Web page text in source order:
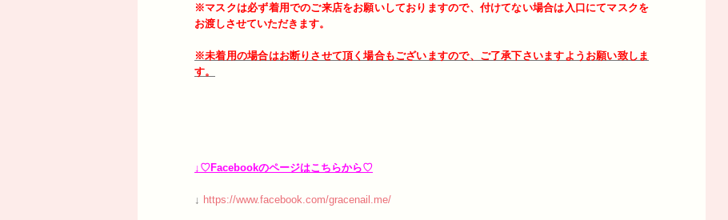
※マスクは必ず着用でのご来店をお願いしておりますので、付けてない場合は入口にてマスクを
お渡しさせていただきます。
※未着用の場合はお断りさせて頂く場合もございますので、ご了承下さいますようお願い致しま
す。
↓♡Facebookのページはこちらから♡
↓ https://www.facebook.com/gracenail.me/